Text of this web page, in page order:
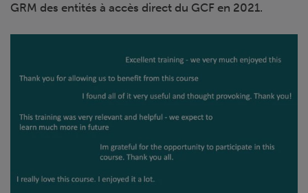
GRM des entités à accès direct du GCF en 2021.